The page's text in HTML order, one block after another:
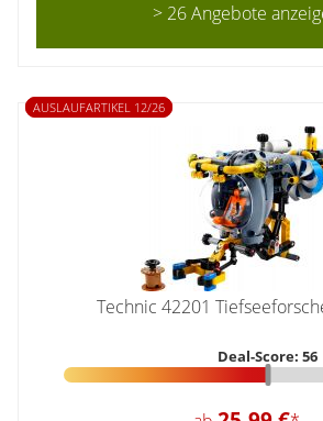
> 26 Angebote
AUSLAUFARTIKEL 12/26
Technic 42201
Deal-Score: 56